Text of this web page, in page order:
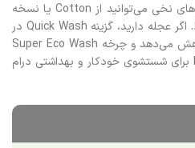
هیچ پارچه‌ای وجود ندارد که ماشین لباسشویی سامسونگ WW10C برنامه مختص به آن را نداشته باشد. این دستگاه 14 برنامه اصلی را در اختیار شما قرار می‌دهد. برای شستشوی روزمره لباس‌های نخی می‌توانید از Cotton یا نسخه
کم‌مصرف‌تر آن یعنی E Cotton استفاده کنید. الیاف حساس‌تر با برنامه Synthetics شسته می‌شوند، در حالی که لباس‌های رنگی روشن در چرخه Colors بدون کدر شدن به خوبی تمیز می‌گردند. اگر عجله دارید، گزینه Quick Wash در
زمان کوتاه و حالت Super Speed تنها در 39 دقیقه لباس‌های نسبتاً تمیز شما را تحویل می‌دهند. برای حفظ محیط زیست، برنامه Less Microfiber تا 98 درصد انتشار میکروپلاستیک‌ها را کاهش می‌دهد و چرخه Super Eco Wash
مصرف برق و آب را به حداقل می‌رساند. برنامه‌های Wool/Delicates برای لباس‌های پشمی، Bedding برای ملحفه و پتوهای یک‌نفره، Rinse+Spin برای آبکشی مجدد و در نهایت Drum Clean برای شستشوی خودکار و بهداشتی درام